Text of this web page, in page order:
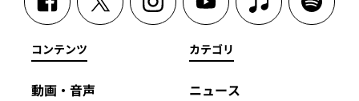
コンテンツ
動画・音声
カテゴリ
ニュース